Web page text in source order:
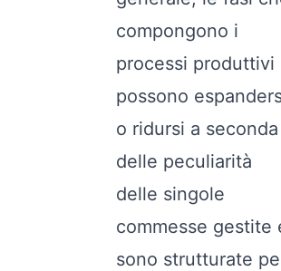
compongono i
processi produttivi
possono
o ridursi a seconda
delle peculiarità
delle singole
commesse gestite
sono strutturate